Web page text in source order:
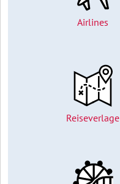
Airlines
Reiseverlage